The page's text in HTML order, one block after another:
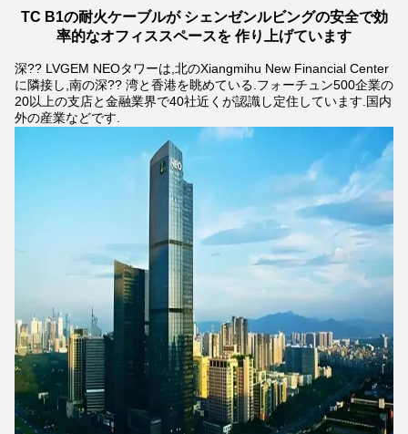
TC B1の耐火ケーブルが シェンゼンルビングの安全で効
率的なオフィススペースを 作り上げています
深?? LVGEM NEOタワーは,北のXiangmihu New Financial Center
に隣接し,南の深?? 湾と香港を眺めている.フォーチュン500企業の
20以上の支店と金融業界で40社近くが認識し定住しています.国内
外の産業などです.